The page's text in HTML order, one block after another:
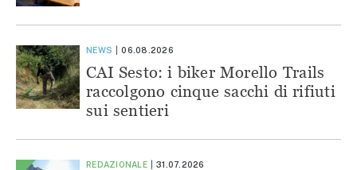
NEWS 06.08.2026
CAI Sesto: i biker Morello Trails
raccolgono cinque sacchi di rifiuti
sui sentieri
REDAZIONALE 31.07.2026